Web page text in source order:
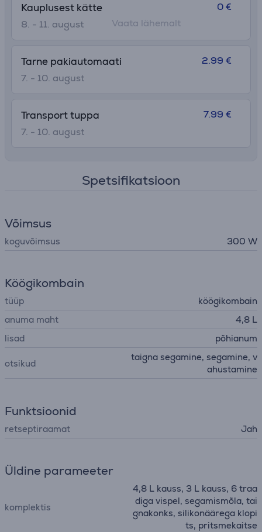
Kauplusest kätte
8. - 11. august
0 €
Vaata lähemalt
Tarne pakiautomaati
7. - 10. august
2.99 €
Transport tuppa
7. - 10. august
7.99 €
Spetsifikatsioon
Võimsus
koguvõimsus 300 W
Köögikombain
tüüp
köögikombain
anuma maht
4,8 L
lisad
põhianum
otsikud
taigna segamine, segamine, v
ahustamine
Funktsioonid
retseptiraamat Jah
Üldine parameeter
komplektis
4,8 L kauss, 3 L kauss, 6 traa
diga vispel, segamismõla, tai
gnakonks, silikonäärega klopi
ts, pritsmekaitse